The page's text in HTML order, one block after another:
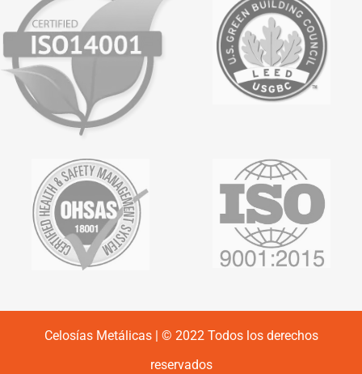
Celosías Metálicas | © 2022 Todos los derechos
reservados